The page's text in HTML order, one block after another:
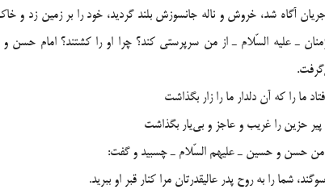
جريان آگاه شد، خروش و ناله جانسوزش بلند گرديد، خود را بر زمين زد
ـ عليه السّلام ـ از من سرپرستي كند؟ چرا او را كشتند؟ امام حسن
ما را كه آن دلدار ما را زار بگذاشت
پير حزين را غريب و عاجز و بي‌يار بگذاشت
حسن و حسين ـ عليهم السّلام ـ چسبيد و گفت:
شما را به روح پدر عاليقدرتان مرا كنار قبر او ببريد.